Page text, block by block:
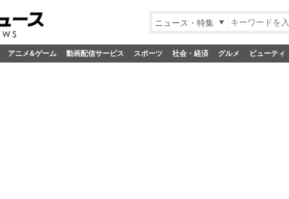
ニュース・特集
アニメ&ゲーム 動画配信サービス スポーツ 社会・経済 グルメ ビューティ